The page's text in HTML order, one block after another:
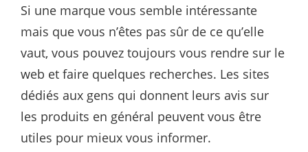
Si une marque vous semble intéressante
mais que vous n’êtes pas sûr de ce qu’elle
vaut, vous pouvez toujours vous rendre sur le
web et faire quelques recherches. Les sites
dédiés aux gens qui donnent leurs avis sur
les produits en général peuvent vous être
utiles pour mieux vous informer.